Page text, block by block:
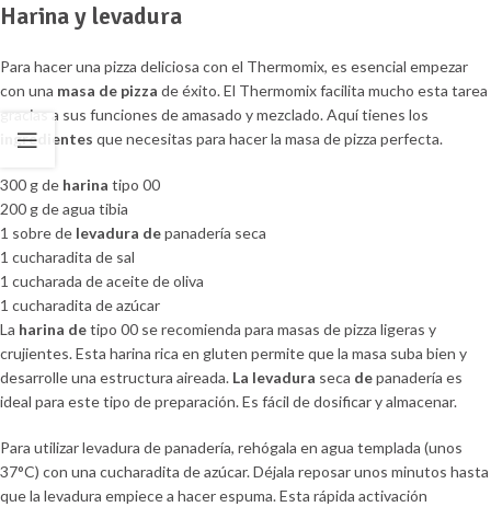
Harina y levadura
Para hacer una pizza deliciosa con el Thermomix, es esencial empezar
con una masa de pizza de éxito. El Thermomix facilita mucho esta tarea
gracias a sus funciones de amasado y mezclado. Aquí tienes los
ingredientes que necesitas para hacer la masa de pizza perfecta.
300 g de harina tipo 00
200 g de agua tibia
1 sobre de levadura depanadería seca
1 cucharadita de sal
1 cucharada de aceite de oliva
1 cucharadita de azúcar
La harina detipo 00 se recomienda para masas de pizza ligeras y
crujientes. Esta harina rica en gluten permite que la masa suba bien y
desarrolle una estructura aireada. La levadura seca depanadería es
ideal para este tipo de preparación. Es fácil de dosificar y almacenar.
Para utilizar levadura de panadería, rehógala en agua templada (unos
37°C) con una cucharadita de azúcar. Déjala reposar unos minutos hasta
que la levadura empiece a hacer espuma. Esta rápida activación